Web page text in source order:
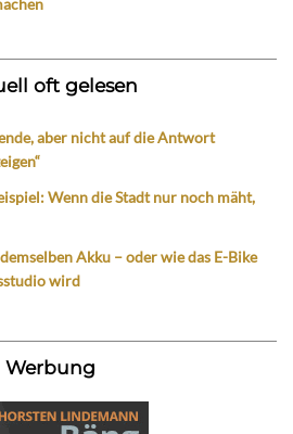
oft gelesen
aber nicht auf die Antwort
Wenn die Stadt nur noch mäht,
Akku – oder wie das E-Bike
wird
Werbung